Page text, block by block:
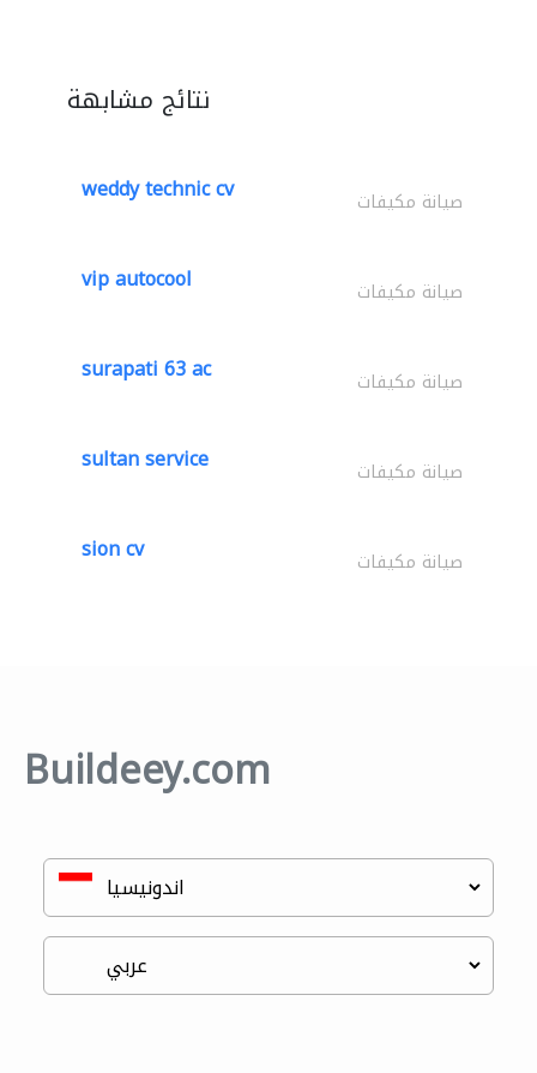
نتائج مشابهة
weddy technic cv صيانة مكيفات
vip autocool صيانة مكيفات
surapati 63 ac صيانة مكيفات
sultan service صيانة مكيفات
sion cv صيانة مكيفات
Buildeey.com